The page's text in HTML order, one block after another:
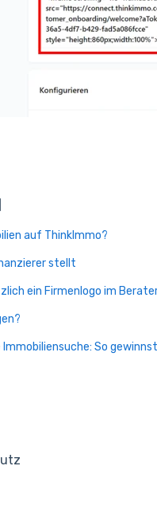
auf ThinkImmo?
stellt
ein Firmenlogo im
So